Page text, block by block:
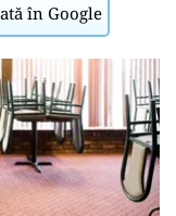
în Google